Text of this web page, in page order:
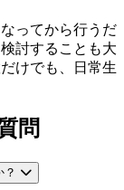
ってから行うだ
討することも大
けでも、日常生
問